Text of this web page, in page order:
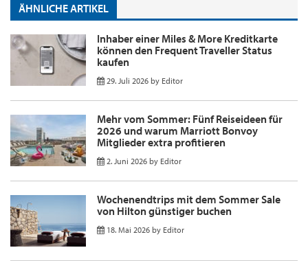
ÄHNLICHE ARTIKEL
Inhaber einer Miles & More Kreditkarte
können den Frequent Traveller Status
kaufen
29. Juli 2026 by Editor
Mehr vom Sommer: Fünf Reiseideen für
2026 und warum Marriott Bonvoy
Mitglieder extra profitieren
2. Juni 2026 by Editor
Wochenendtrips mit dem Sommer Sale
von Hilton günstiger buchen
18. Mai 2026 by Editor